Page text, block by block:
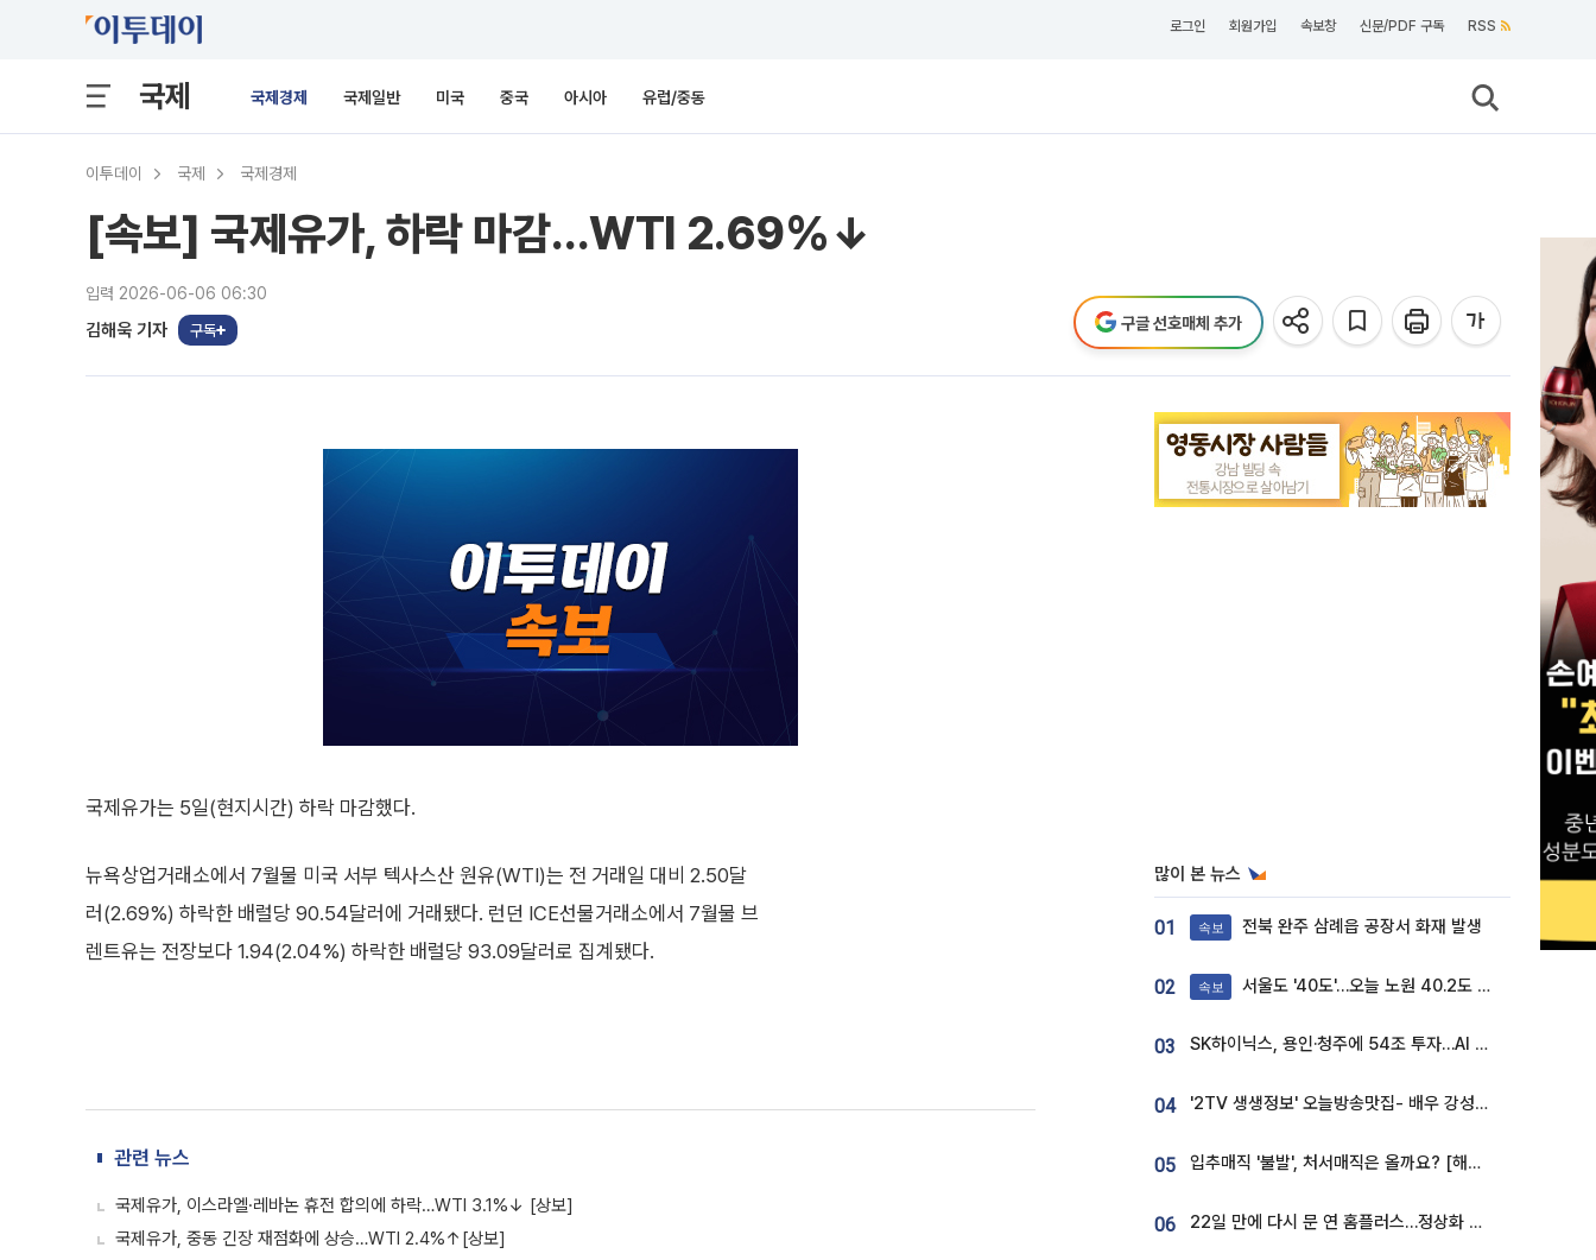
로그인 회원가입 속보창 신문/PDF 구독 RSS
국제 국제경제 국제일반 미국 중국 아시아 유럽/중동
이투데이 국제 국제경제
[속보] 국제유가, 하락 마감…WTI 2.69%↓
입력 2026-06-06 06:30
김해욱 기자 구독 구글 선호매체 추가
국제유가는 5일(현지시간) 하락 마감했다.
뉴욕상업거래소에서 7월물 미국 서부 텍사스산 원유(WTI)는 전 거래일 대비 2.50달
러(2.69%) 하락한 배럴당 90.54달러에 거래됐다. 런던 ICE선물거래소에서 7월물 브
렌트유는 전장보다 1.94(2.04%) 하락한 배럴당 93.09달러로 집계됐다.
관련 뉴스
국제유가, 이스라엘·레바논 휴전 합의에 하락…WTI 3.1%↓ [상보]
국제유가, 중동 긴장 재점화에 상승…WTI 2.4%↑[상보]
많이 본 뉴스
01 속보 전북 완주 삼례읍 공장서 화재 발생
02 속보 서울도 '40도'…오늘 노원 40.2도 기록
03 SK하이닉스, 용인·청주에 54조 투자…AI 메모리 생산기지 키운다
04 '2TV 생생정보' 오늘방송맛집- 배우 강성진 단골! 쌀국수ㆍ푸팟퐁 커리 맛집 '블○○○'
05 입추매직 '불발', 처서매직은 올까요? [해시태그]
06 22일 만에 다시 문 연 홈플러스…정상화 바쁜데 재고 없어 ‘발동동’[가보니]